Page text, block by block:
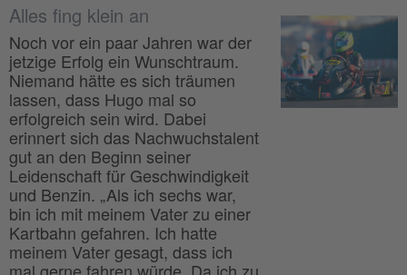
Alles fing klein an
Noch vor ein paar Jahren war der
jetzige Erfolg ein Wunschtraum.
Niemand hätte es sich träumen
lassen, dass Hugo mal so
erfolgreich sein wird. Dabei
erinnert sich das Nachwuchstalent
gut an den Beginn seiner
Leidenschaft für Geschwindigkeit
und Benzin. „Als ich sechs war,
bin ich mit meinem Vater zu einer
Kartbahn gefahren. Ich hatte
meinem Vater gesagt, dass ich
mal gerne fahren würde. Da ich zu